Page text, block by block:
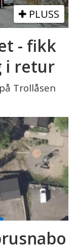
PLUSS
- fikk
i retur
Trollåsen